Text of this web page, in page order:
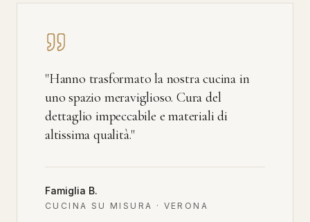
"Hanno trasformato la nostra cucina in
uno spazio meraviglioso. Cura del
dettaglio impeccabile e materiali di
altissima qualità."
Famiglia B.
CUCINA SU MISURA · VERONA